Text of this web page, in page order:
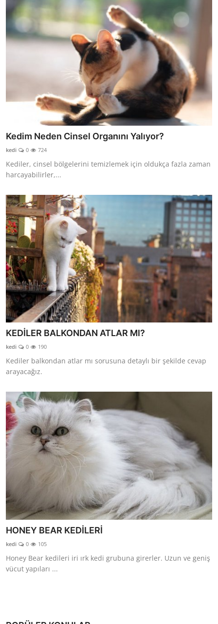
Kedim Neden Cinsel Organını Yalıyor?
kedi 0 724
Kediler, cinsel bölgelerini temizlemek için oldukça fazla zaman
harcayabilirler,...
KEDİLER BALKONDAN ATLAR MI?
kedi 0 190
Kediler balkondan atlar mı sorusuna detaylı bir şekilde cevap
arayacağız.
HONEY BEAR KEDİLERİ
kedi 0 105
Honey Bear kedileri iri ırk kedi grubuna girerler. Uzun ve geniş
vücut yapıları ...